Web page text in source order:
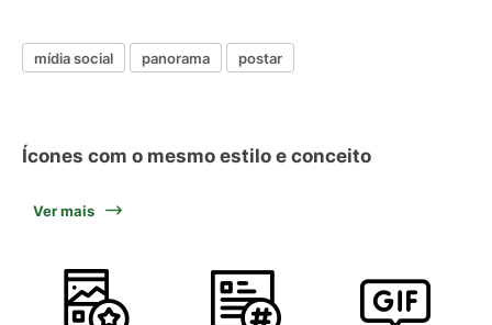
mídia social panorama postar
Ícones com o mesmo estilo e conceito
Ver mais